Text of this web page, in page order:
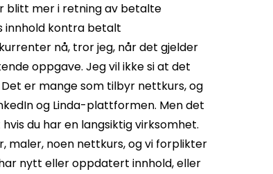
blitt mer i retning av betalte
innhold kontra betalt
nå, tror jeg, når det gjelder
oppgave. Jeg vil ikke si at det
er mange som tilbyr nettkurs, og
og Linda-plattformen. Men det
du har en langsiktig virksomhet.
maler, noen nettkurs, og vi forplikter
nytt eller oppdatert innhold, eller